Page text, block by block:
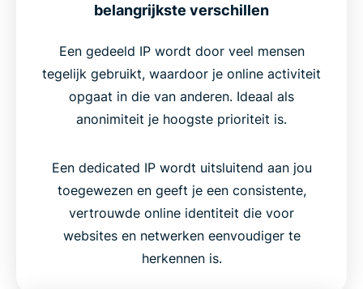
belangrijkste verschillen
Een gedeeld IP wordt door veel mensen
tegelijk gebruikt, waardoor je online activiteit
opgaat in die van anderen. Ideaal als
anonimiteit je hoogste prioriteit is.
Een dedicated IP wordt uitsluitend aan jou
toegewezen en geeft je een consistente,
vertrouwde online identiteit die voor
websites en netwerken eenvoudiger te
herkennen is.